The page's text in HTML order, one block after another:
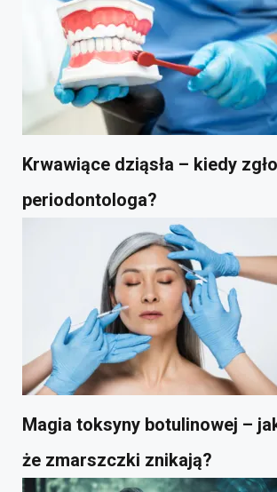
Krwawiące dziąsła – kiedy
periodontologa?
Magia toksyny botulinowej –
że zmarszczki znikają?